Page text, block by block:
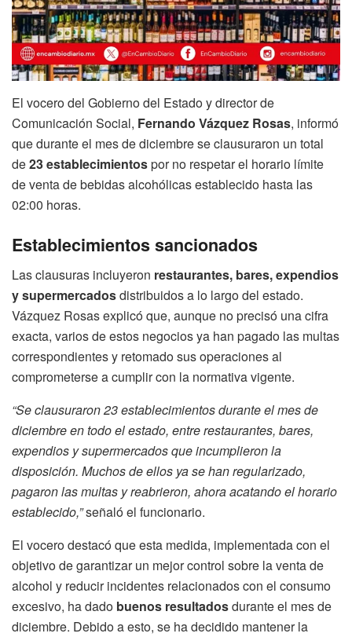
El vocero del Gobierno del Estado y director de
Comunicación Social, Fernando Vázquez Rosas, informó
que durante el mes de diciembre se clausuraron un total
de23 establecimientospor no respetar el horario límite
de venta de bebidas alcohólicas establecido hasta las
02:00 horas.
Establecimientos sancionados
Las clausuras incluyeron restaurantes, bares, expendios
y supermercadosdistribuidos a lo largo del estado.
Vázquez Rosas explicó que, aunque no precisó una cifra
exacta, varios de estos negocios ya han pagado las multas
correspondientes y retomado sus operaciones al
comprometerse a cumplir con la normativa vigente.
“Se clausuraron 23 establecimientos durante el mes de
diciembre en todo el estado, entre restaurantes, bares,
expendios y supermercados que incumplieron la
disposición. Muchos de ellos ya se han regularizado,
pagaron las multas y reabrieron, ahora acatando el horario
establecido,”señaló el funcionario.
El vocero destacó que esta medida, implementada con el
objetivo de garantizar un mejor control sobre la venta de
alcohol y reducir incidentes relacionados con el consumo
excesivo, ha dado buenos resultadosdurante el mes de
diciembre. Debido a esto, se ha decidido mantener la